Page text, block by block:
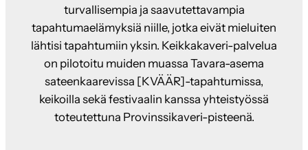
turvallisempia ja saavutettavampia
tapahtumaelämyksiä niille, jotka eivät mieluiten
lähtisi tapahtumiin yksin. Keikkakaveri-palvelua
on pilotoitu muiden muassa Tavara-asema
sateenkaarevissa [KVÄÄR]-tapahtumissa,
keikoilla sekä festivaalin kanssa yhteistyössä
toteutettuna Provinssikaveri-pisteenä.